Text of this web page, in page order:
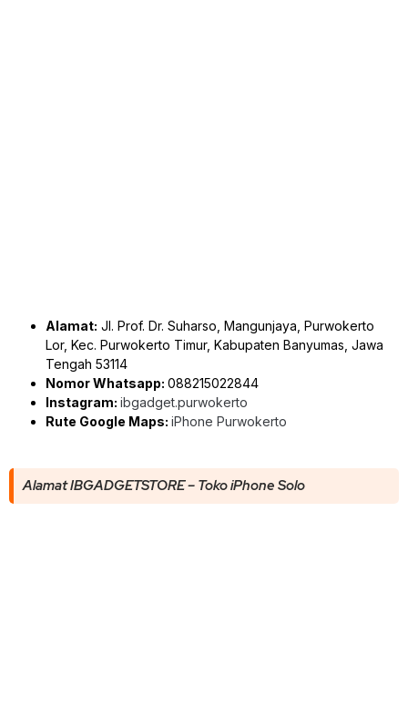
Alamat: Jl. Prof. Dr. Suharso, Mangunjaya, Purwokerto
Lor, Kec. Purwokerto Timur, Kabupaten Banyumas, Jawa
Tengah 53114
Nomor Whatsapp: 088215022844
Instagram: ibgadget.purwokerto
Rute Google Maps: iPhone Purwokerto
Alamat IBGADGETSTORE – Toko iPhone Solo